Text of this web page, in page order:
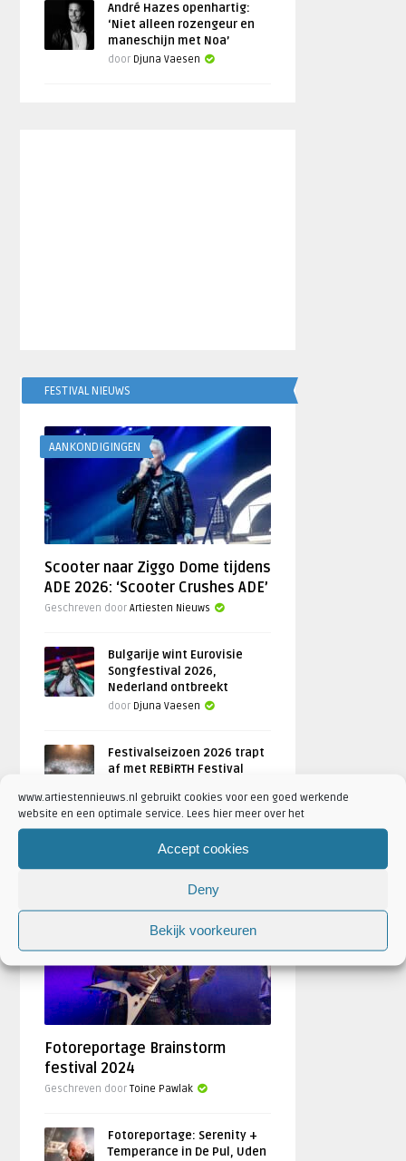
www.artiestennieuws.nl gebruikt cookies voor een goed werkende
website en een optimale service. Lees hier meer over het
Accept cookies
Deny
Bekijk voorkeuren
André Hazes openhartig:
‘Niet alleen rozengeur en
maneschijn met Noa’
door Djuna Vaesen
FESTIVAL NIEUWS
AANKONDIGINGEN
Scooter naar Ziggo Dome tijdens
ADE 2026: ‘Scooter Crushes ADE’
Geschreven doorArtiesten Nieuws
Bulgarije wint Eurovisie
Songfestival 2026,
Nederland ontbreekt
door Djuna Vaesen
Festivalseizoen 2026 trapt
af met REBiRTH Festival
FOTOREPORTAGES
Fotoreportage Brainstorm
festival 2024
Geschreven doorToine Pawlak
Fotoreportage: Serenity +
Temperance in De Pul, Uden